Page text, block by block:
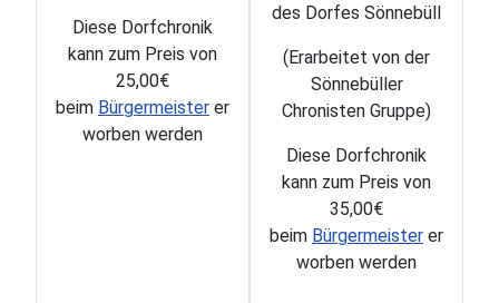
Diese Dorfchronik
kann zum Preis von
25,00€
beim Bürgermeister er
worben werden
des Dorfes Sönnebüll
(Erarbeitet von der
Sönnebüller
Chronisten Gruppe)
Diese Dorfchronik
kann zum Preis von
35,00€
beim Bürgermeister er
worben werden